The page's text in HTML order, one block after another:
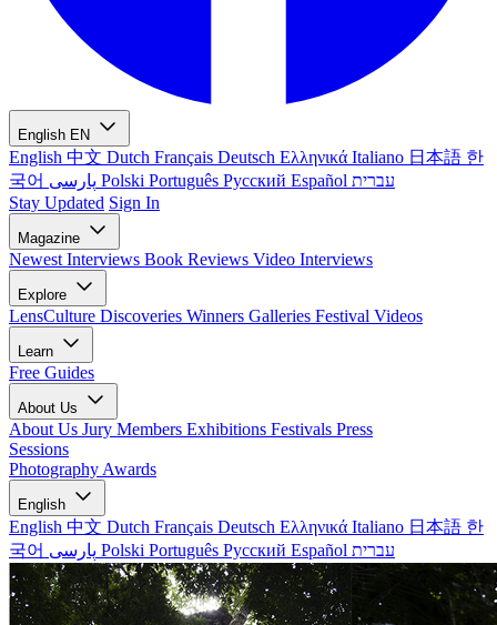
English EN
English 中文 Dutch Français Deutsch Ελληνικά Italiano 日本語 한
국어
Polski Português Русский Español עברית
Stay Updated Sign In
Magazine
Newest Interviews Book Reviews Video Interviews
Explore
LensCulture Discoveries Winners Galleries Festival Videos
Learn
Free Guides
About Us
About Us Jury Members Exhibitions Festivals Press
Sessions
Photography Awards
English
English 中文 Dutch Français Deutsch Ελληνικά Italiano 日本語 한
국어
Polski Português Русский Español עברית